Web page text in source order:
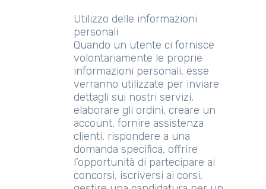
Utilizzo delle informazioni
personali
Quando un utente ci fornisce
volontariamente le proprie
informazioni personali, esse
verranno utilizzate per inviare
dettagli sui nostri servizi,
elaborare gli ordini, creare un
account, fornire assistenza
clienti, rispondere a una
domanda specifica, offrire
l’opportunità di partecipare ai
concorsi, iscriversi ai corsi,